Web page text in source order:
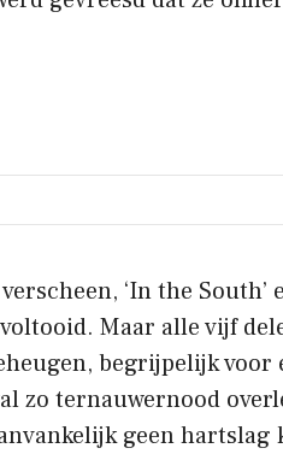
‘In the South’
Maar alle vijf
begrijpelijk voor
zo ternauwernood
geen hartslag